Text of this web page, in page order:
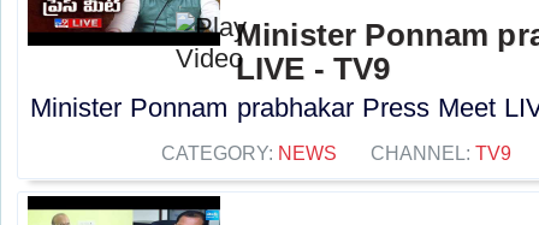
Minister Ponnam
LIVE - TV9
Minister Ponnam prabhakar Press Meet
CATEGORY: NEWS CHANNEL: TV9